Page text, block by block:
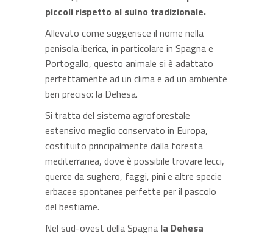
piccoli rispetto al suino tradizionale.
Allevato come suggerisce il nome nella
penisola iberica, in particolare in Spagna e
Portogallo, questo animale si è adattato
perfettamente ad un clima e ad un ambiente
ben preciso: la Dehesa.
Si tratta del sistema agroforestale
estensivo meglio conservato in Europa,
costituito principalmente dalla foresta
mediterranea, dove è possibile trovare lecci,
querce da sughero, faggi, pini e altre specie
erbacee spontanee perfette per il pascolo
del bestiame.
Nel sud-ovest della Spagna la Dehesa